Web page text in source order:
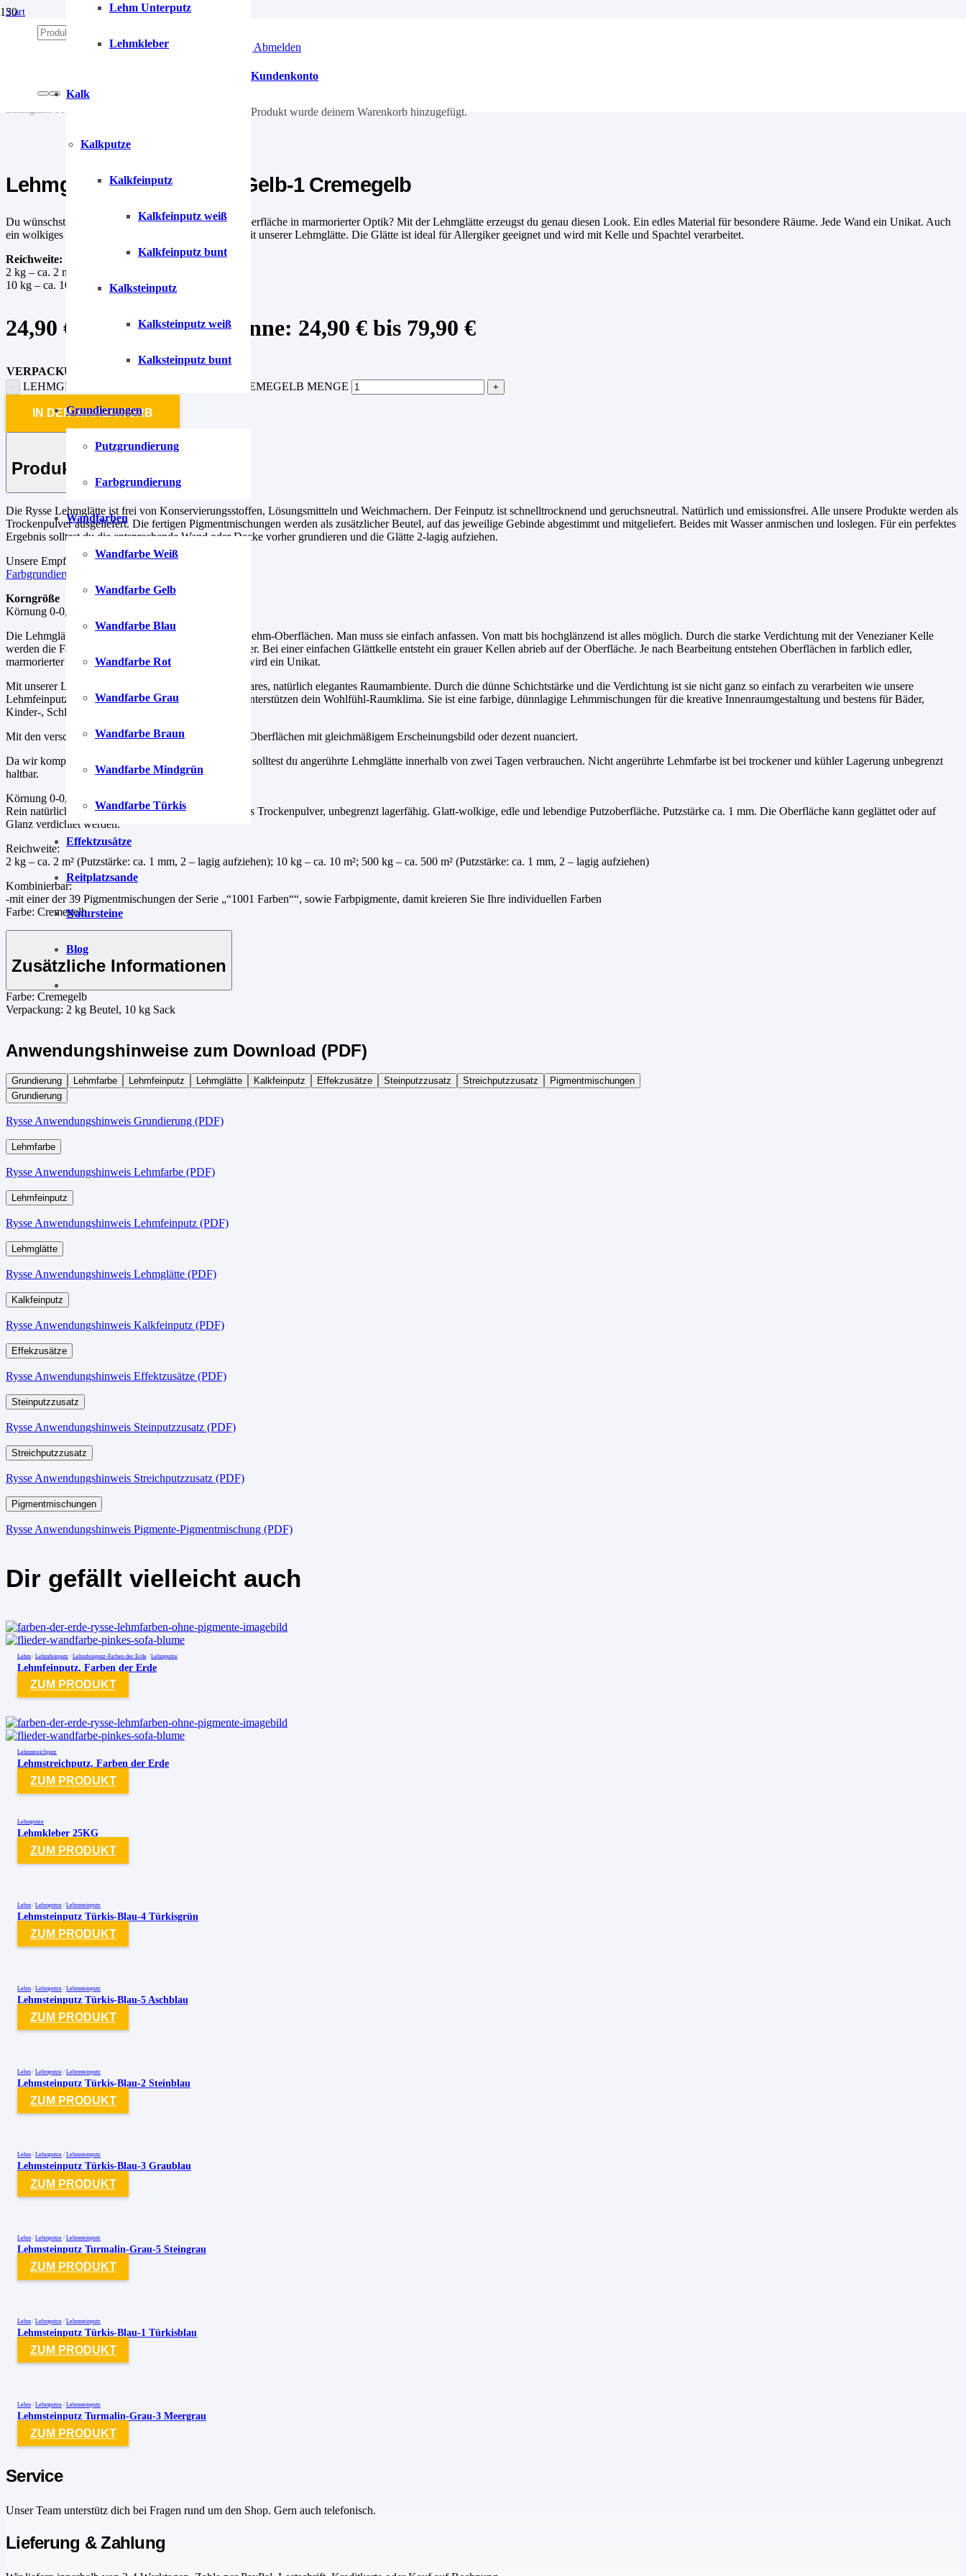
Anmelden | Abmelden
Lehm Unterputz
Lehmkleber
Kalk
Kalkputze
Kalkfeinputz
Kalkfeinputz weiß
Kalkfeinputz bunt
Kalksteinputz
Kalksteinputz weiß
Kalksteinputz bunt
Grundierungen
Putzgrundierung
Farbgrundierung
Wandfarben
Wandfarbe Weiß
Wandfarbe Gelb
Wandfarbe Blau
Wandfarbe Rot
Wandfarbe Grau
Wandfarbe Braun
Wandfarbe Mindgrün
Wandfarbe Türkis
Effektzusätze
Reitplatzsande
Natursteine
Blog
Kundenkonto
Produkt wurde deinem Warenkorb hinzugefügt.
Start
Lehmglätte Sonnenstein-Gelb-1 Cremegelb
Du wünschst dir eine samtige, glatte bis glänzende Oberfläche in marmorierter Optik? Mit der Lehmglätte erzeugst du genau diesen Look. Ein edles Material für besondere Räume. Jede Wand ein Unikat. Auch
ein wolkiges Erscheinungsbild erreichst du sehr gut mit unserer Lehmglätte. Die Glätte ist ideal für Allergiker geeignet und wird mit Kelle und Spachtel verarbeitet.
Reichweite:
2 kg – ca. 2 m²
10 kg – ca. 10 m
24,90 € 79,90€Preisspanne: 24,90 € bis 79,90 €
VERPACKUNG
LEHMGLÄTTE SONNENSTEIN-GELB-1 CREMEGELB MENGE
IN DEN WARENKORB
Produkt-Beschreibung
Die Rysse Lehmglätte ist frei von Konservierungsstoffen, Lösungsmitteln und Weichmachern. Der Feinputz ist schnelltrocknend und geruchsneutral. Natürlich und emissionsfrei. Alle unsere Produkte werden als
Trockenpulver ausgeliefert. Die fertigen Pigmentmischungen werden als zusätzlicher Beutel, auf das jeweilige Gebinde abgestimmt und mitgeliefert. Beides mit Wasser anmischen und loslegen. Für ein perfektes
Ergebnis solltest du die entsprechende Wand oder Decke vorher grundieren und die Glätte 2-lagig aufziehen.
Unsere Empfehlung für die Grundierung.
Farbgrundierung
Korngröße
Körnung 0-0,5 mm, Putzstärke ca. 0,5 – 2 mm.
Die Lehmglätte markiert die Königsklasse unter den Lehm-Oberflächen. Man muss sie einfach anfassen. Von matt bis hochglänzend ist alles möglich. Durch die starke Verdichtung mit der Venezianer Kelle
werden die Farbtöne noch intensiver und etwas dunkler. Bei einer einfachen Glättkelle entsteht ein grauer Kellen abrieb auf der Oberfläche. Je nach Bearbeitung entstehen Oberflächen in farblich edler,
marmorierter Optik mit besonderer Tiefe. Jede Wand wird ein Unikat.
Mit unserer Lehmglätte kreierst du ein unverwechselbares, natürlich elegantes Raumambiente. Durch die dünne Schichtstärke und die Verdichtung ist sie nicht ganz so einfach zu verarbeiten wie unsere
Lehmfeinputze. Sie ist natürlich diffusionsoffen und unterstützen dein Wohlfühl-Raumklima. Sie ist eine farbige, dünnlagige Lehmmischungen für die kreative Innenraumgestaltung und bestens für Bäder,
Kinder-, Schlaf- und Wohnzimmer geeignet.
Mit den verschiedenen Auftragstechniken schaffst du Oberflächen mit gleichmäßigem Erscheinungsbild oder dezent nuanciert.
Da wir komplett auf Konservierungsstoffe verzichten, solltest du angerührte Lehmglätte innerhalb von zwei Tagen verbrauchen. Nicht angerührte Lehmfarbe ist bei trockener und kühler Lagerung unbegrenzt
haltbar.
Körnung 0-0,5 mm
Rein natürlicher, emmissionsfreier Lehmfinishputz. Als Trockenpulver, unbegrenzt lagerfähig. Glatt-wolkige, edle und lebendige Putzoberfläche. Putzstärke ca. 1 mm. Die Oberfläche kann geglättet oder auf
Glanz verdichtet werden.
Reichweite:
2 kg – ca. 2 m² (Putzstärke: ca. 1 mm, 2 – lagig aufziehen); 10 kg – ca. 10 m²; 500 kg – ca. 500 m² (Putzstärke: ca. 1 mm, 2 – lagig aufziehen)
Kombinierbar:
-mit einer der 39 Pigmentmischungen der Serie „“1001 Farben““, sowie Farbpigmente, damit kreieren Sie Ihre individuellen Farben
Farbe: Cremegelb
Zusätzliche Informationen
Farbe: Cremegelb
Verpackung: 2 kg Beutel, 10 kg Sack
Anwendungshinweise zum Download (PDF)
Grundierung Lehmfarbe Lehmfeinputz Lehmglätte Kalkfeinputz Effekzusätze Steinputzzusatz Streichputzzusatz
Pigmentmischungen
Grundierung
Rysse Anwendungshinweis Grundierung (PDF)
Lehmfarbe
Rysse Anwendungshinweis Lehmfarbe (PDF)
Lehmfeinputz
Rysse Anwendungshinweis Lehmfeinputz (PDF)
Lehmglätte
Rysse Anwendungshinweis Lehmglätte (PDF)
Kalkfeinputz
Rysse Anwendungshinweis Kalkfeinputz (PDF)
Effekzusätze
Rysse Anwendungshinweis Effektzusätze (PDF)
Steinputzzusatz
Rysse Anwendungshinweis Steinputzzusatz (PDF)
Streichputzzusatz
Rysse Anwendungshinweis Streichputzzusatz (PDF)
Pigmentmischungen
Rysse Anwendungshinweis Pigmente-Pigmentmischung (PDF)
Dir gefällt vielleicht auch
Lehm / Lehmfeinputz / Lehmfeinputz-Farben der Erde / Lehmputze
Lehmfeinputz, Farben der Erde
ZUM PRODUKT
Lehmstreichputz
Lehmstreichputz, Farben der Erde
ZUM PRODUKT
Lehmputze
Lehmkleber 25KG
ZUM PRODUKT
Lehm / Lehmputze / Lehmsteinputz
Lehmsteinputz Türkis-Blau-4 Türkisgrün
ZUM PRODUKT
Lehm / Lehmputze / Lehmsteinputz
Lehmsteinputz Türkis-Blau-5 Aschblau
ZUM PRODUKT
Lehm / Lehmputze / Lehmsteinputz
Lehmsteinputz Türkis-Blau-2 Steinblau
ZUM PRODUKT
Lehm / Lehmputze / Lehmsteinputz
Lehmsteinputz Türkis-Blau-3 Graublau
ZUM PRODUKT
Lehm / Lehmputze / Lehmsteinputz
Lehmsteinputz Turmalin-Grau-5 Steingrau
ZUM PRODUKT
Lehm / Lehmputze / Lehmsteinputz
Lehmsteinputz Türkis-Blau-1 Türkisblau
ZUM PRODUKT
Lehm / Lehmputze / Lehmsteinputz
Lehmsteinputz Turmalin-Grau-3 Meergrau
ZUM PRODUKT
Service
Unser Team unterstütz dich bei Fragen rund um den Shop. Gern auch telefonisch.
Lieferung & Zahlung